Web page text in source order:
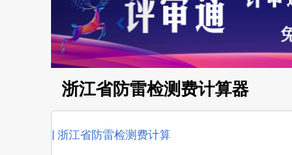
浙江省防雷检测费计算器
浙江省防雷检测费计算